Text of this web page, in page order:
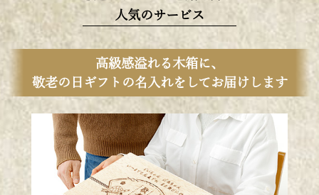
人気のサービス
高級感溢れる木箱に、
敬老の日ギフトの名入れをしてお届けします